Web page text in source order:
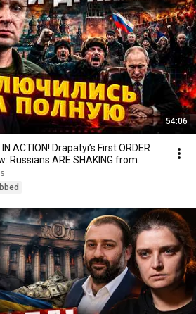
54:06
ACTION! Drapatyi’s First ORDER
Russians ARE SHAKING from